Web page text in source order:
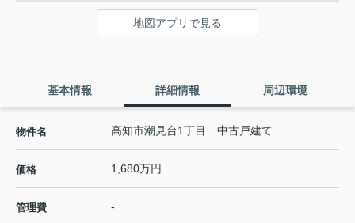
地図アプリで見る
基本情報 詳細情報 周辺環境
物件名 高知市潮見台1丁目 中古戸建て
価格 1,680万円
管理費 -